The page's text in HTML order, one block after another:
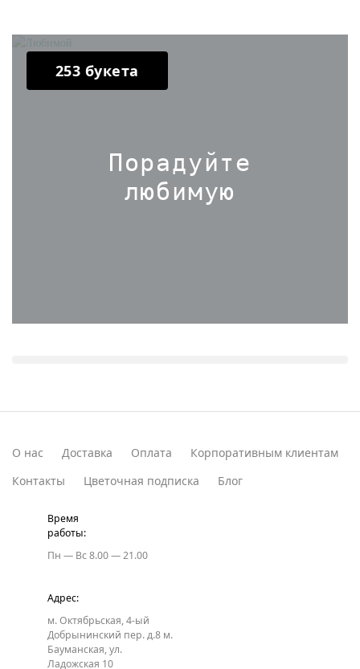
253 букета
Порадуйте
любимую
О нас Доставка Оплата
Корпоративным клиентам
Контакты
Цветочная подписка Блог
Время
работы:
Пн — Вс8.00 — 21.00
Адрес:
м. Октябрьская, 4-ый
Добрынинский пер. д.8м.
Бауманская, ул.
Ладожская 10